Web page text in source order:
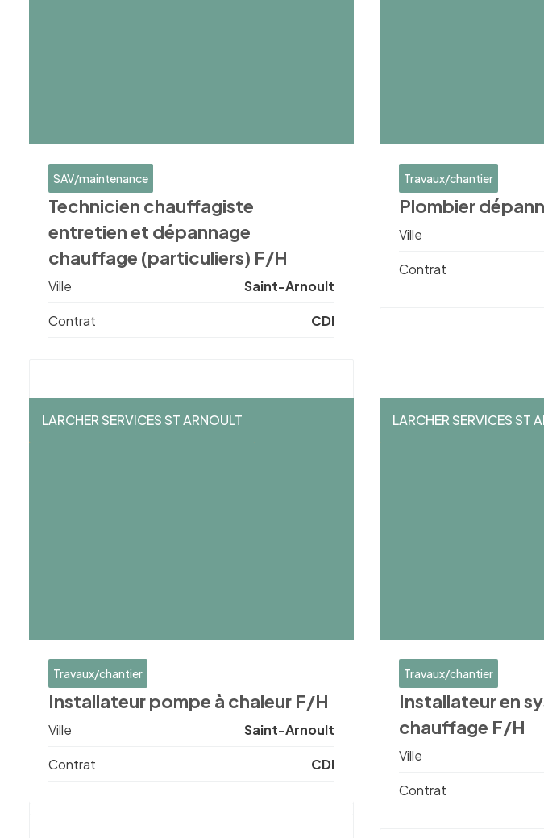
SAV/maintenance
Technicien chauffagiste
entretien et dépannage
chauffage (particuliers) F/H
Ville Saint-Arnoult
Contrat CDI
Travaux/chantier
Plombier
Ville
Contrat
LARCHER SERVICES ST ARNOULT
Travaux/chantier
Installateur pompe à chaleur F/H
Ville Saint-Arnoult
Contrat CDI
LARCHER SERVICES ST
Travaux/chantier
Installateur en
chauffage F/H
Ville
Contrat